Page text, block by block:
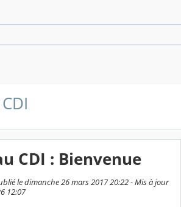
CDI : Bienvenue
le dimanche 26 mars 2017 20:22 - Mis à jour
12:07